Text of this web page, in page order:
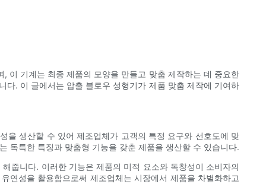
이 기계는 최종 제품의 모양을 만들고 맞춤 제작하는 데 중요한
. 이 글에서는 압출 블로우 성형기가 제품 맞춤 제작에 기여하
을 생산할 수 있어 제조업체가 고객의 특정 요구와 선호도에 맞
독특한 특징과 맞춤형 기능을 갖춘 제품을 생산할 수 있습니다.
줍니다. 이러한 기능은 제품의 미적 요소와 독창성이 소비자의
연성을 활용함으로써 제조업체는 시장에서 제품을 차별화하고